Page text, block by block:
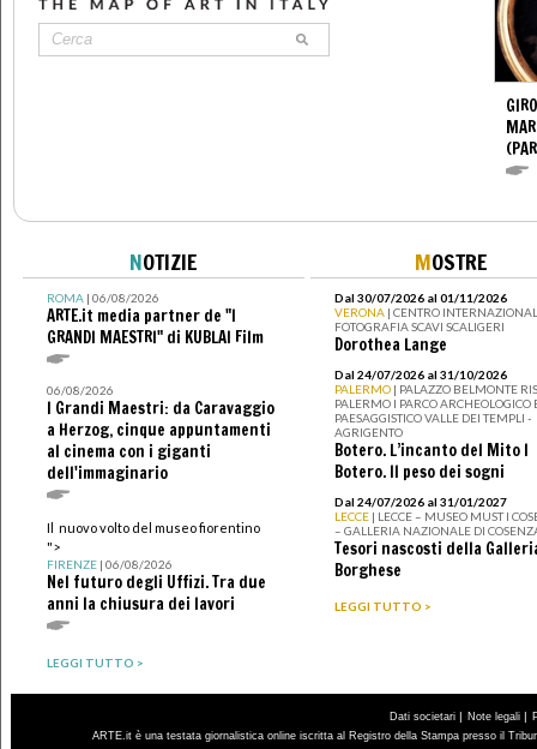
NOTIZIE
ROMA| 06/08/2026
ARTE.it media partner de "I
GRANDI MAESTRI" di KUBLAI Film
06/08/2026
I Grandi Maestri: da Caravaggio
a Herzog, cinque appuntamenti
al cinema con i giganti
dell'immaginario
Il nuovo volto del museo fiorentino
">
FIRENZE| 06/08/2026
Nel futuro degli Uffizi. Tra due
anni la chiusura dei lavori
LEGGI TUTTO >
MOSTRE
Dal 30/07/2026 al 01/11/2026
VERONA | CENTRO
FOTOGRAFIA SCAVI SCALIGERI
Dorothea Lange
Dal 24/07/2026 al 31/10/2026
PALERMO | PALAZZO BELMONTE
PALERMO I PARCO ARCHEOLOGICO
PAESAGGISTICO VALLE DEI TEMPLI -
AGRIGENTO
Botero. L’incanto del Mito I
Botero. Il peso dei sogni
Dal 24/07/2026 al 31/01/2027
LECCE | LECCE – MUSEO MUST I
– GALLERIA NAZIONALE DI
Tesori nascosti della
Borghese
LEGGI TUTTO >
Dati societari | Note legali |
ARTE.it è una testata giornalistica online iscritta al Registro della Stampa presso il